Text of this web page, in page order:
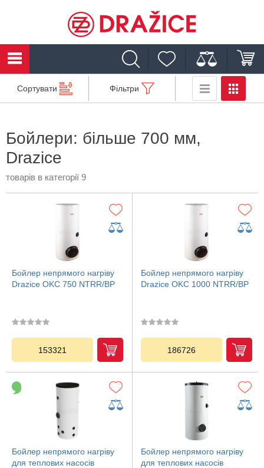
Сортувати Фільтри
Бойлери: більше 700 мм,
Drazice
товарів в категорії 9
Бойлер непрямого нагріву
Drazice OKC 750 NTRR/BP
153321
Бойлер непрямого нагріву
Drazice OKC 1000 NTRR/BP
186726
Бойлер непрямого нагріву
для теплових насосів
Бойлер непрямого нагріву
для теплових насосів